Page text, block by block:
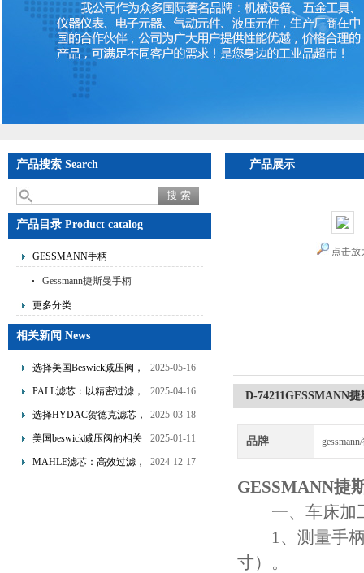
产品搜索 Search
产品目录 Product catalog
GESSMANN手柄
Gessmann捷斯曼手柄
更多分类
相关新闻 News
选择美国Beswick减压阀，
提升流体系统效率
2025-05-16
PALL滤芯：以精密过滤，
为工业流体筑起“隐形安全
2025-04-16
选择HYDAC贺德克滤芯，
享受精准过滤与稳定性能
2025-03-18
美国beswick减压阀的相关
知识
2025-01-11
MAHLE滤芯：高效过滤，
2024-12-17
产品展示
点击放
D-74211GESSMANN
品牌
GESSMANN捷
一、车床加
1、测量手柄
寸）。